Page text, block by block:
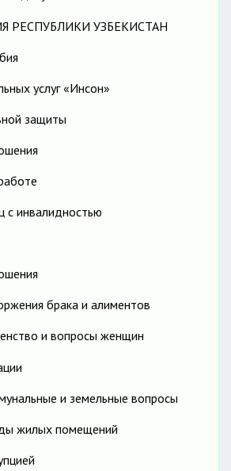
РЕСПУБЛИКИ УЗБЕКИСТАН
услуг «Инсон»
защиты
с инвалидностью
брака и алиментов
и вопросы женщин
и земельные вопросы
жилых помещений